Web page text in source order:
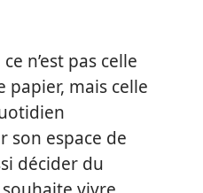
n’est pas celle
papier, mais celle
son espace de
décider du